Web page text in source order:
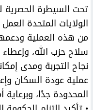
تحت السيطرة الحصرية
الولايات المتحدة
من هذه العملية
سلاح حزب الله،
نجاح التجربة ومدى
عملية عودة السكان
المحدودة جدًا،